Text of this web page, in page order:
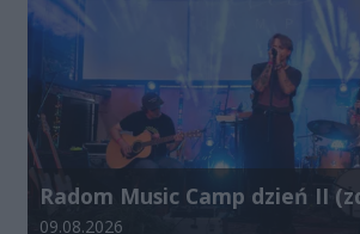
Radom Music Camp dzień II
Data dodania galerii:
09.08.2026